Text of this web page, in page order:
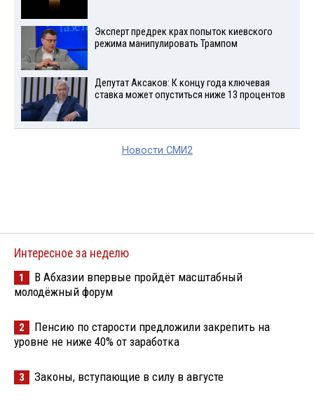
Эксперт предрек крах попыток киевского
режима манипулировать Трампом
Депутат Аксаков: К концу года ключевая
ставка может опуститься ниже 13 процентов
Новости СМИ2
Интересное за неделю
1
В Абхазии впервые пройдёт масштабный
молодёжный форум
2
Пенсию по старости предложили закрепить на
уровне не ниже 40% от заработка
3 Законы, вступающие в силу в августе